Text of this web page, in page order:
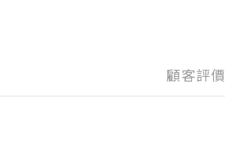
顧客評價